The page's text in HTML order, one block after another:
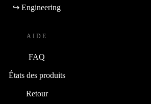
↪ Engineering
AIDE
FAQ
États des produits
Retour